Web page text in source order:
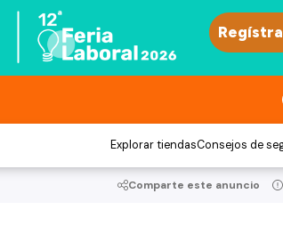
Explorar tiendasConsejos de
Comparte este anuncio